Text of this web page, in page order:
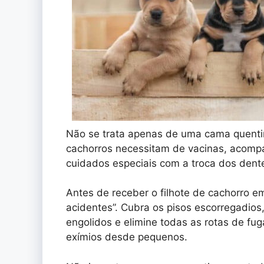
Não se trata apenas de uma cama
cachorros necessitam de vacinas,
cuidados especiais com a troca dos
Antes de receber o filhote de cachorro
acidentes”. Cubra os pisos
engolidos e elimine todas as rotas de
exímios desde pequenos.